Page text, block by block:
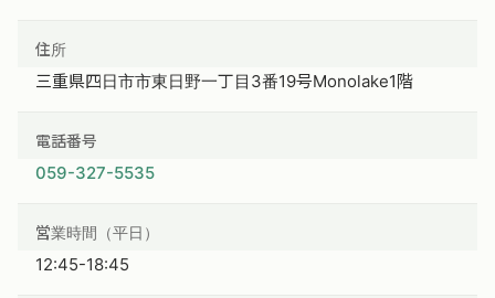
住所
三重県四日市市東日野一丁目3番19号Monolake1階
電話番号
059-327-5535
営業時間（平日）
12:45-18:45